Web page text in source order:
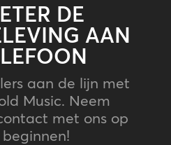
DE
AAN
aan de lijn met
Music. Neem
met ons op